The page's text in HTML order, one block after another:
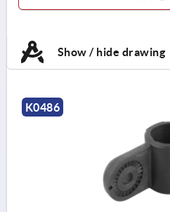
Show / hide drawing
K0486